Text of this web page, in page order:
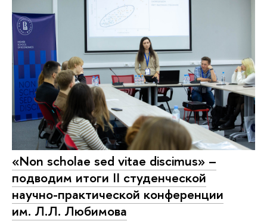
«Non scholae sed vitae discimus» –
подводим итоги II студенческой
научно-практической конференции
им. Л.Л. Любимова